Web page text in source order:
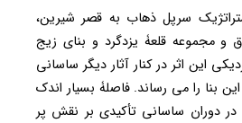
سرپل ذهاب به قصر شیرین،
و مجموعه قلعۀ یزدگرد و بنای زیج
این اثر در کنار آثار دیگر ساسانی
بنا را می رساند. فاصلۀ بسیار اندک
در دوران ساسانی تأکیدی بر نقش پر